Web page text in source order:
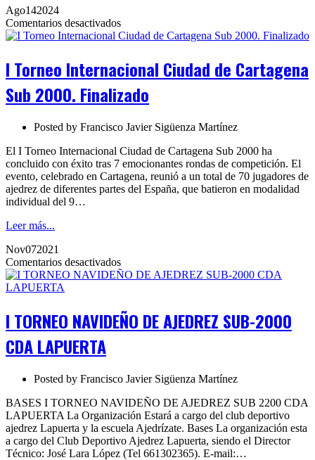
Ago142024
Comentarios desactivadosen
I
Ciudad
Cartagena
2000.
Finalizado
I Torneo Internacional Ciudad de Cartagena
Sub 2000. Finalizado
Posted by Francisco Javier Sigüenza Martínez
El I Torneo Internacional Ciudad de Cartagena Sub 2000 ha
concluido con éxito tras 7 emocionantes rondas de competición. El
evento, celebrado en Cartagena, reunió a un total de 70 jugadores de
ajedrez de diferentes partes del España, que batieron en modalidad
individual del 9…
Leer más...
Nov072021
Comentarios desactivadosen
I
DE
AJEDREZ
LAPUERTA
I TORNEO NAVIDEÑO DE AJEDREZ SUB-2000
CDA LAPUERTA
Posted by Francisco Javier Sigüenza Martínez
BASES I TORNEO NAVIDEÑO DE AJEDREZ SUB 2200 CDA
LAPUERTA La Organización Estará a cargo del club deportivo
ajedrez Lapuerta y la escuela Ajedrízate. Bases La organización esta
a cargo del Club Deportivo Ajedrez Lapuerta, siendo el Director
Técnico: José Lara López (Tel 661302365). E-mail:…